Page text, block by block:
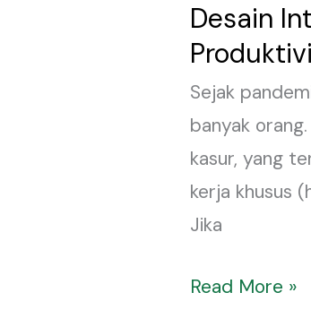
Desain
Sejak
banyak
kasur, yang
kerja khusus
Jika
Desain
Interior
Ruang
Kerja
di
Rumah
(Home
untuk
Read More »